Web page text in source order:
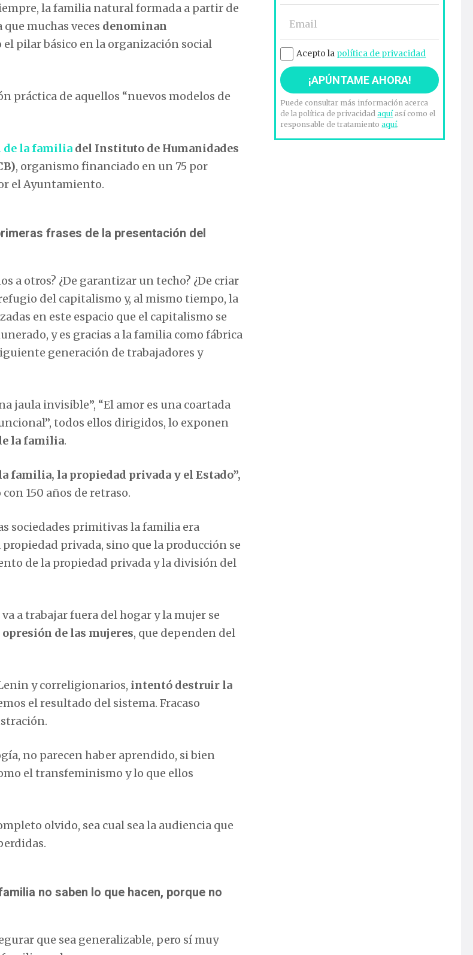
la familia natural formada a partir de
muchas veces denominan
el pilar básico en la organización social
práctica de aquellos “nuevos modelos de
de la familia del Instituto de Humanidades
, organismo financiado en un 75 por
el Ayuntamiento.
frases de la presentación del
a otros? ¿De garantizar un techo? ¿De criar
del capitalismo y, al mismo tiempo, la
en este espacio que el capitalismo se
y es gracias a la familia como fábrica
generación de trabajadores y
jaula invisible”, “El amor es una coartada
todos ellos dirigidos, lo exponen
la familia.
familia, la propiedad privada y el Estado”,
con 150 años de retraso.
sociedades primitivas la familia era
privada, sino que la producción se
de la propiedad privada y la división del
a trabajar fuera del hogar y la mujer se
opresión de las mujeres, que dependen del
y correligionarios, intentó destruir la
el resultado del sistema. Fracaso
no parecen haber aprendido, si bien
el transfeminismo y lo que ellos
olvido, sea cual sea la audiencia que
no saben lo que hacen, porque no
que sea generalizable, pero sí muy
Acepto la política de privacidad
Puede consultar más información acerca
de la política de privacidadaquíasí como el
responsable de tratamientoaquí.